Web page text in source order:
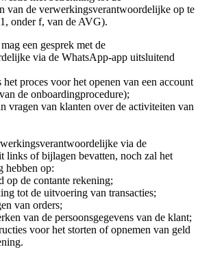
van de verwerkingsverantwoordelijke op te
onder f, van de AVG).
een gesprek met de
via de WhatsApp-app uitsluitend
proces voor het openen van een account
de onboardingprocedure);
vragen van klanten over de activiteiten van
via de
links of bijlagen bevatten, noch zal het
hebben op:
op de contante rekening;
tot de uitvoering van transacties;
van orders;
van de persoonsgegevens van de klant;
voor het storten of opnemen van geld